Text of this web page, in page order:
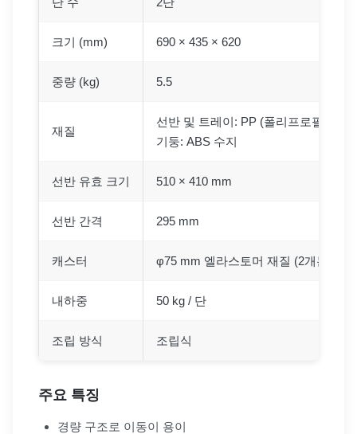
크기 (mm) 690 × 435 × 620
중량 (kg) 5.5
재질
선반 및 트레이: PP (폴리프로필렌)
기둥: ABS 수지
선반 유효 크기 510 × 410 mm
선반 간격 295 mm
캐스터 φ75 mm 엘라스토머 재질 (2개는 스
내하중 50 kg / 단
조립 방식 조립식
주요 특징
경량 구조로 이동이 용이